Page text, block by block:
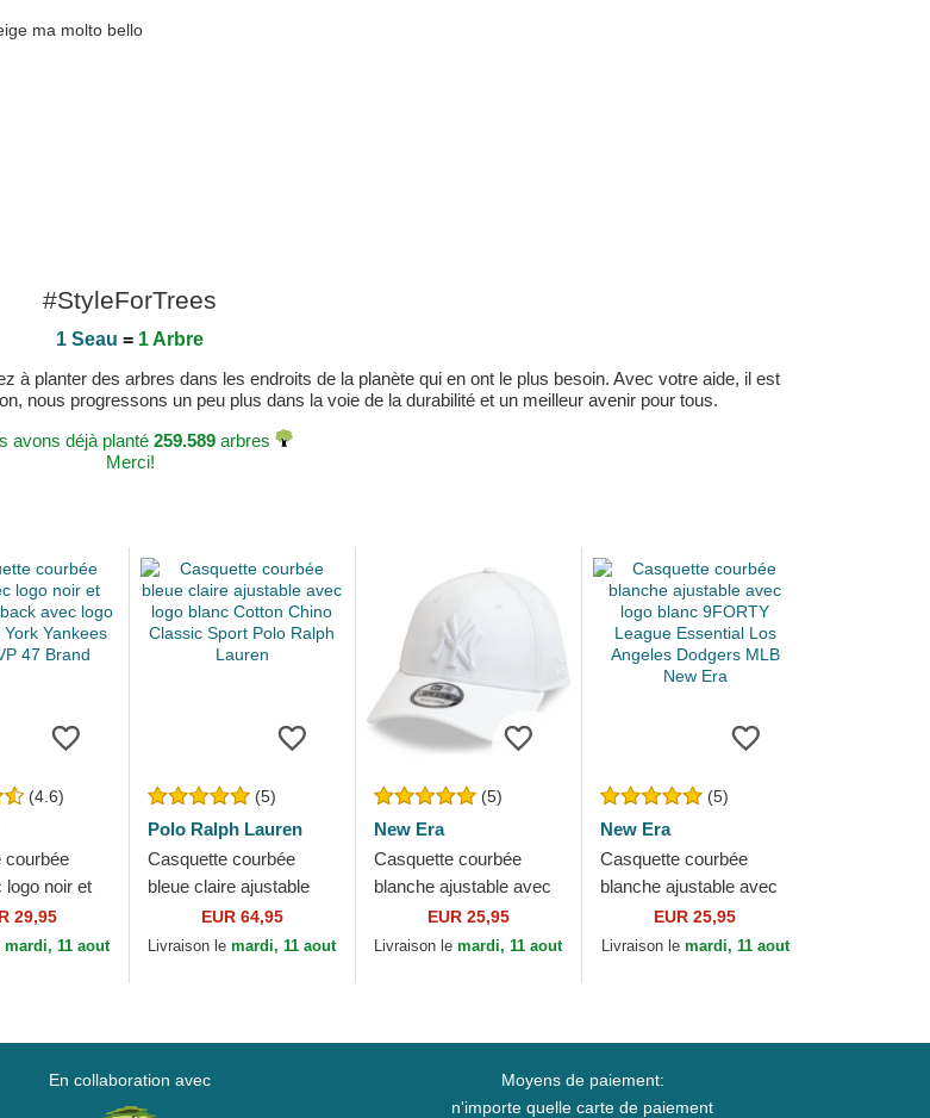
ma molto bello
#StyleForTrees
1 Seau = 1 Arbre
à planter des arbres dans les endroits de la planète qui en ont le plus besoin. Avec votre aide, il est
nous progressons un peu plus dans la voie de la durabilité et un meilleur avenir pour tous.
avons déjà planté 259.589 arbres
Merci!
(4.6)
courbée
logo noir et
avec
York
29,95
mardi, 11 aout
(5)
Polo Ralph Lauren
Casquette courbée
bleue claire ajustable
avec logo blanc Cotton
Chino Classic Sport
EUR 64,95
Livraison lemardi, 11 aout
(5)
New Era
Casquette courbée
blanche ajustable avec
logo blanc 9FORTY
League Essential New
EUR 25,95
Livraison lemardi, 11 aout
(5)
New Era
Casquette courbée
blanche ajustable avec
logo blanc 9FORTY
League Essential Los
EUR 25,95
Livraison le mardi, 11 aout
En collaboration avec
Moyens de paiement:
n'importe quelle carte de paiement